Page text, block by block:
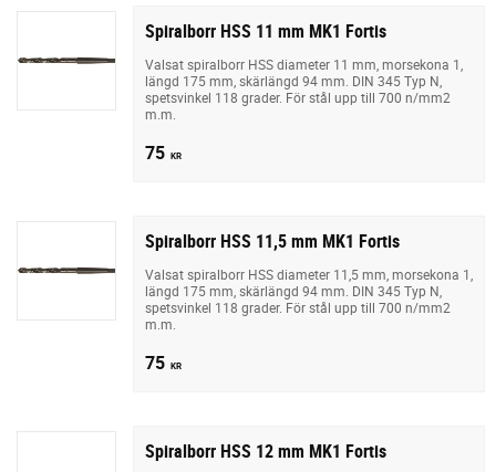
Spiralborr HSS 11 mm MK1 Fortis
Valsat spiralborr HSS diameter 11 mm, morsekona 1,
längd 175 mm, skärlängd 94 mm. DIN 345 Typ N,
spetsvinkel 118 grader. För stål upp till 700 n/mm2
m.m.
75 KR
Spiralborr HSS 11,5 mm MK1 Fortis
Valsat spiralborr HSS diameter 11,5 mm, morsekona 1,
längd 175 mm, skärlängd 94 mm. DIN 345 Typ N,
spetsvinkel 118 grader. För stål upp till 700 n/mm2
m.m.
75 KR
Spiralborr HSS 12 mm MK1 Fortis